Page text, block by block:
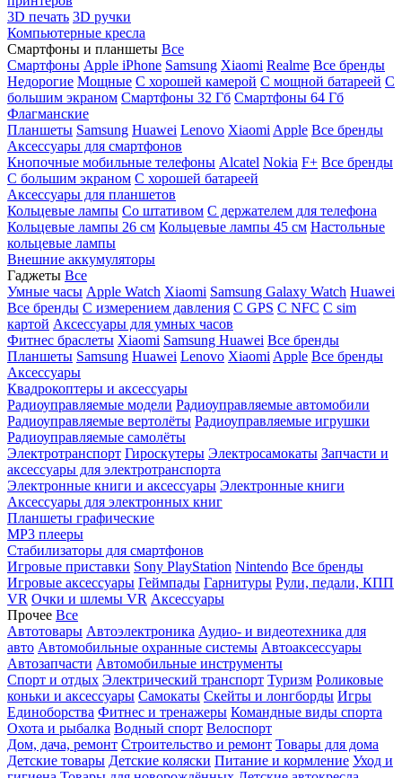
3D печать 3D ручки
Компьютерные кресла
Смартфоны и планшеты Все
Смартфоны Apple iPhone Samsung Xiaomi Realme Все бренды
Недорогие Мощные С хорошей камерой С мощной батареей С
большим экраном Смартфоны 32 Гб Смартфоны 64 Гб
Флагманские
Планшеты Samsung Huawei Lenovo Xiaomi Apple Все бренды
Аксессуары для смартфонов
Кнопочные мобильные телефоны Alcatel Nokia F+ Все бренды
С большим экраном С хорошей батареей
Аксессуары для планшетов
Кольцевые лампы Со штативом C держателем для телефона
Кольцевые лампы 26 см Кольцевые лампы 45 см Настольные
кольцевые лампы
Внешние аккумуляторы
Гаджеты Все
Умные часы Apple Watch Xiaomi Samsung Galaxy Watch Huawei
Все бренды C измерением давления C GPS C NFC C sim
картой Аксессуары для умных часов
Фитнес браслеты Xiaomi Samsung Huawei Все бренды
Планшеты Samsung Huawei Lenovo Xiaomi Apple Все бренды
Аксессуары
Квадрокоптеры и аксессуары
Радиоуправляемые модели Радиоуправляемые автомобили
Радиоуправляемые вертолёты Радиоуправляемые игрушки
Радиоуправляемые самолёты
Электротранспорт Гироскутеры Электросамокаты Запчасти и
аксессуары для электротранспорта
Электронные книги и аксессуары Электронные книги
Аксессуары для электронных книг
Планшеты графические
MP3 плееры
Стабилизаторы для смартфонов
Игровые приставки Sony PlayStation Nintendo Все бренды
Игровые аксессуары Геймпады Гарнитуры Рули, педали, КПП
VR Очки и шлемы VR Аксессуары
Прочее Все
Автотовары Автоэлектроника Аудио- и видеотехника для
авто Автомобильные охранные системы Автоаксессуары
Автозапчасти Автомобильные инструменты
Спорт и отдых Электрический транспорт Туризм Роликовые
коньки и аксессуары Самокаты Скейты и лонгборды Игры
Единоборства Фитнес и тренажеры Командные виды спорта
Охота и рыбалка Водный спорт Велоспорт
Дом, дача, ремонт Строительство и ремонт Товары для дома
Детские товары Детские коляски Питание и кормление Уход и